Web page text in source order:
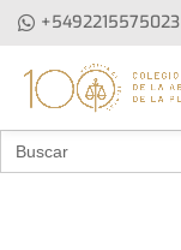
+5492215575023
Buscar: